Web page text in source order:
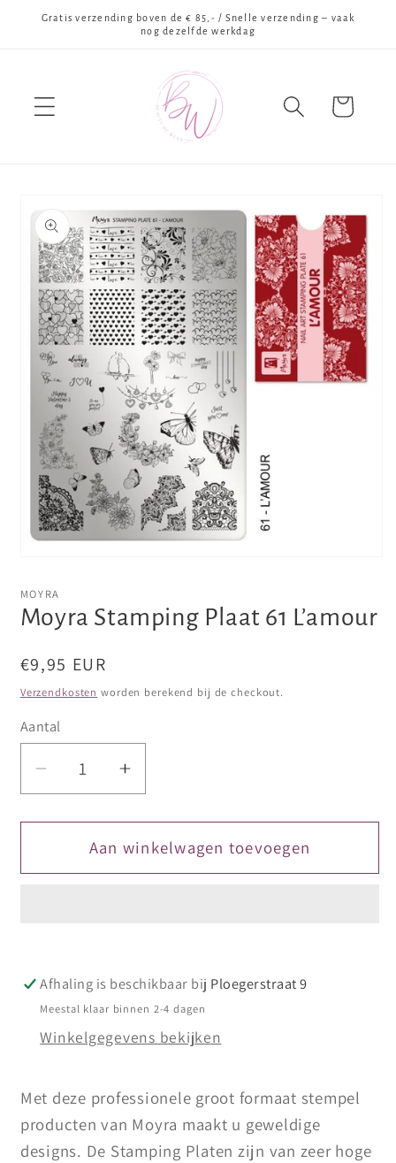
naar de
Gratis verzending boven de € 85,- / Snelle verzending – vaak
nog dezelfde werkdag
Winkelwagen
openen
in
modaal
MOYRA
Moyra Stamping Plaat 61 L’amour
Normale
prijs
€9,95 EUR
Verzendkosten worden berekend bij de checkout.
Aantal
Aantal
verlagen
voor
Moyra
Stamping
Aantal
verhogen
voor
Moyra
Stamping
Aan winkelwagen toevoegen
Afhaling is beschikbaar bij Ploegerstraat 9
Meestal klaar binnen 2-4 dagen
Winkelgegevens bekijken
Met deze professionele groot formaat stempel
producten van Moyra maakt u geweldige
designs. De Stamping Platen zijn van zeer hoge